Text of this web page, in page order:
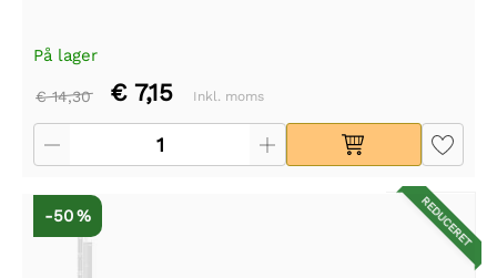
På lager
€ 14,30 € 7,15 Inkl. moms
REDUCERET
-50 %